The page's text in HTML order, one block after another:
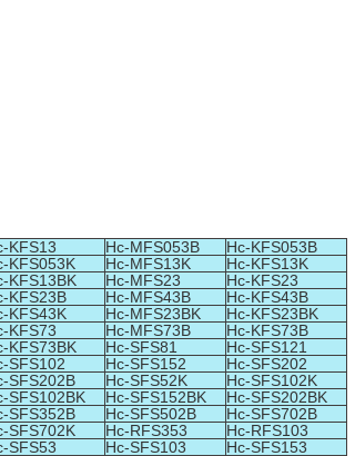
KFS13 Hc-MFS053B
Hc-KFS053B
KFS053K Hc-MFS13K
Hc-KFS13K
KFS13BK Hc-MFS23
Hc-KFS23
KFS23B Hc-MFS43B
Hc-KFS43B
KFS43K Hc-MFS23BK
Hc-KFS23BK
KFS73 Hc-MFS73B
Hc-KFS73B
KFS73BK Hc-SFS81
Hc-SFS121
SFS102 Hc-SFS152
Hc-SFS202
SFS202B Hc-SFS52K
Hc-SFS102K
SFS102BK Hc-SFS152BK
Hc-SFS202BK
SFS352B Hc-SFS502B
Hc-SFS702B
SFS702K Hc-RFS353
Hc-RFS103
SFS53 Hc-SFS103
Hc-SFS153